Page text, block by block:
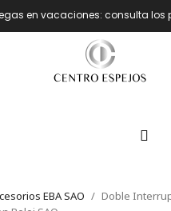
en vacaciones: consulta los
EBA SAO
Doble